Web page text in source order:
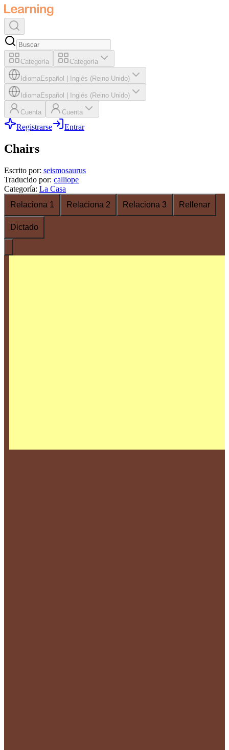
Categoría Categoría
IdiomaEspañol Inglés (Reino Unido)
IdiomaEspañol Inglés (Reino Unido)
Cuenta Cuenta
Registrarse Entrar
Chairs
Escrito por: seismosaurus
Traducido por: calliope
Categoría: La Casa
Relaciona 1
Relaciona 2 Relaciona 3 Rellenar
Dictado